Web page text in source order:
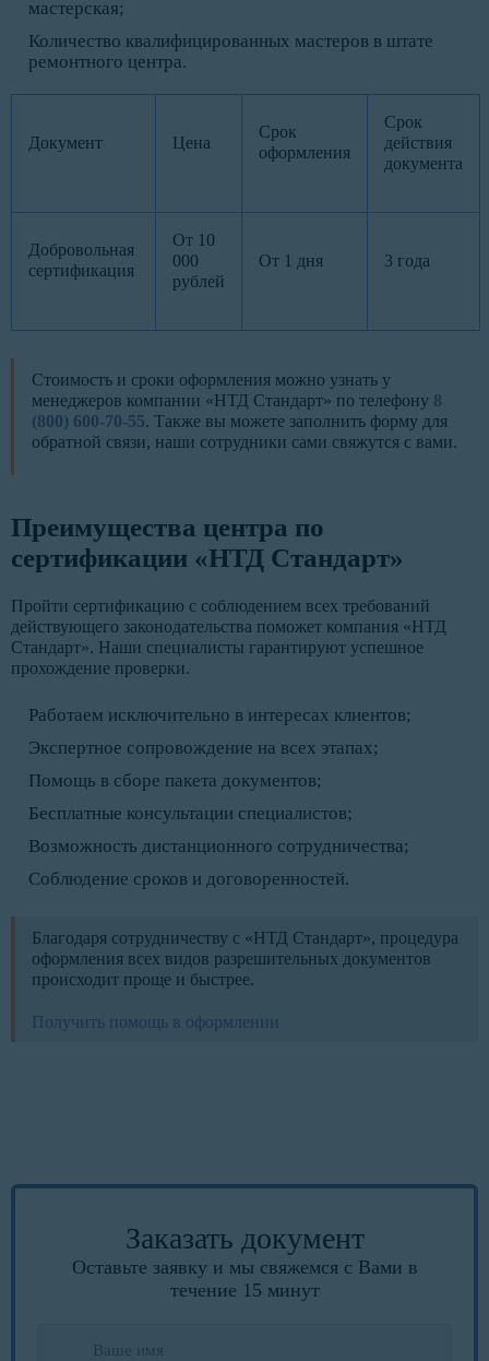
мастерская;
Количество квалифицированных мастеров в штате
ремонтного центра.
Документ Цена
Срок
оформления
Срок
действия
документа
Добровольная
сертификация
От 10
000
рублей
От 1 дня 3 года
Стоимость и сроки оформления можно узнать у
менеджеров компании «НТД Стандарт» по телефону 8
(800) 600-70-55. Также вы можете заполнить форму для
обратной связи, наши сотрудники сами свяжутся с вами.
Преимущества центра по
сертификации «НТД Стандарт»
Пройти сертификацию с соблюдением всех требований
действующего законодательства поможет компания «НТД
Стандарт». Наши специалисты гарантируют успешное
прохождение проверки.
Работаем исключительно в интересах клиентов;
Экспертное сопровождение на всех этапах;
Помощь в сборе пакета документов;
Бесплатные консультации специалистов;
Возможность дистанционного сотрудничества;
Соблюдение сроков и договоренностей.
Благодаря сотрудничеству с «НТД Стандарт», процедура
оформления всех видов разрешительных документов
происходит проще и быстрее.
Получить помощь в оформлении
Заказать документ
Оставьте заявку и мы свяжемся с Вами в
течение 15 минут